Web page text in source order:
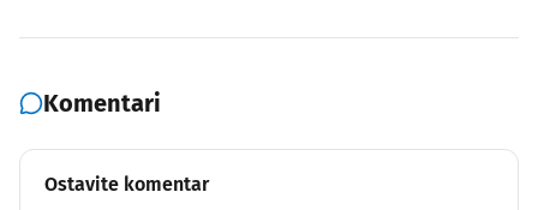
Komentari
Ostavite komentar